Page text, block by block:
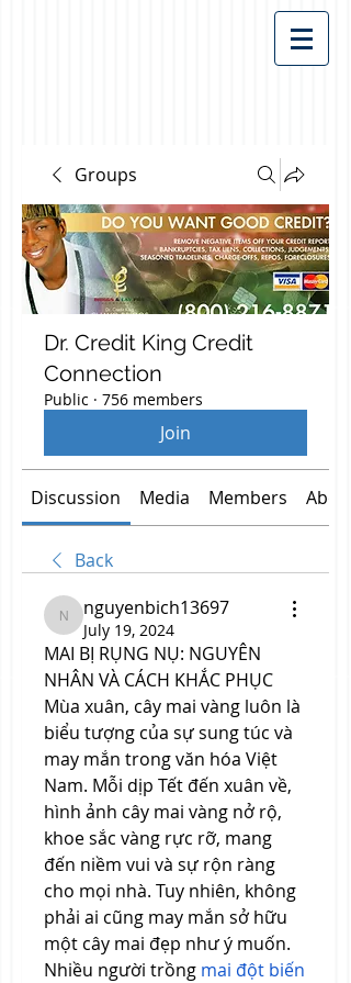
Groups
Dr. Credit King Credit
Connection
Public · 756 members
Join
Discussion Media Members About
Back
nguyenbich13697
nguyenbich13697
July 19, 2024
MAI BỊ RỤNG NỤ: NGUYÊN
NHÂN VÀ CÁCH KHẮC PHỤC
Mùa xuân, cây mai vàng luôn là
biểu tượng của sự sung túc và
may mắn trong văn hóa Việt
Nam. Mỗi dịp Tết đến xuân về,
hình ảnh cây mai vàng nở rộ,
khoe sắc vàng rực rỡ, mang
đến niềm vui và sự rộn ràng
cho mọi nhà. Tuy nhiên, không
phải ai cũng may mắn sở hữu
một cây mai đẹp như ý muốn.
Nhiều người trồng mai đột biến